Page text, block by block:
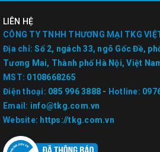
LIÊN HỆ
CÔNG TY TNHH THƯƠNG MẠI TKG
Địa chỉ: Số 2, ngách 33, ngõ Gốc Đề,
Tương Mai, Thành phố Hà Nội, Việt
MST: 0108668265
Điện thoại: 085 996 3888 - Hotline:
Email: info@tkg.com.vn
Website: https://tkg.com.vn